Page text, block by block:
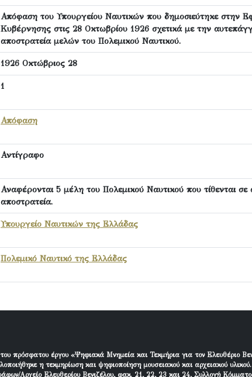
Απόφαση του Υπουργείου Ναυτικών που δημοσιεύτηκε στην
Κυβέρνησης στις 28 Οκτωβρίου 1926 σχετικά με την
αποστρατεία μελών του Πολεμικού Ναυτικού.
1926 Οκτώβριος 28
1
Απόφαση
Αντίγραφο
Αναφέρονται 5 μέλη του Πολεμικού Ναυτικού που τίθενται σε
αποστρατεία.
Υπουργείο Ναυτικών της Ελλάδας
Πολεμικό Ναυτικό της Ελλάδας
πρόσφατου έργου «Ψηφιακά Μνημεία και Τεκμήρια για τον Ελευθέριο
η τεκμηρίωση και ψηφιοποίηση μουσειακού και αρχειακού
Αρχείο Ελευθερίου Βενιζέλου, φακ. 21, 22, 23 και 24, Συλλογή